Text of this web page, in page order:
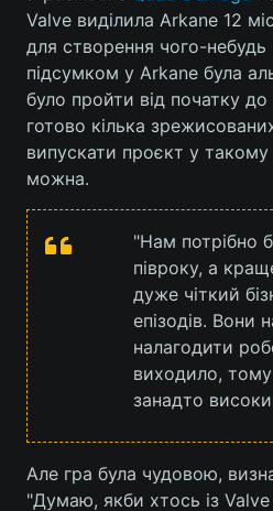
Valve виділила Arkane 12
для створення чого-
підсумком у Arkane була
було пройти від початку
готово кілька
випускати проєкт у такому
можна.
"Нам потрібно
півроку, а
дуже чіткий
епізодів. Вони
налагодити
виходило,
занадто
Але гра була чудовою,
"Думаю, якби хтось із Valve